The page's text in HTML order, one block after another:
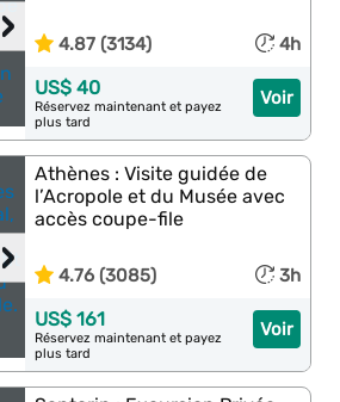
› 4.87 (3134) 4h
Voir
US$ 40
Réservez maintenant et payez
plus tard
›
Athènes : Visite guidée de
l’Acropole et du Musée avec
accès coupe-file
4.76 (3085) 3h
Voir
US$ 161
Réservez maintenant et payez
plus tard